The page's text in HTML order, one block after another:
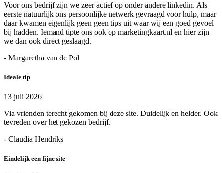
Voor ons bedrijf zijn we zeer actief op onder andere linkedin. Als
eerste natuurlijk ons persoonlijke netwerk gevraagd voor hulp, maar
daar kwamen eigenlijk geen geen tips uit waar wij een goed gevoel
bij hadden. Iemand tipte ons ook op marketingkaart.nl en hier zijn
we dan ook direct geslaagd.
- Margaretha van de Pol
Ideale tip
13 juli 2026
Via vrienden terecht gekomen bij deze site. Duidelijk en helder. Ook
tevreden over het gekozen bedrijf.
- Claudia Hendriks
Eindelijk een fijne site